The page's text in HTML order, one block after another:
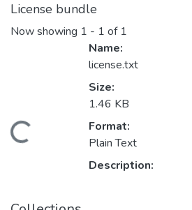
License bundle
Now showing 1 - 1 of 1
Name:
license.txt
Size:
1.46 KB
Format:
Plain Text
Description: